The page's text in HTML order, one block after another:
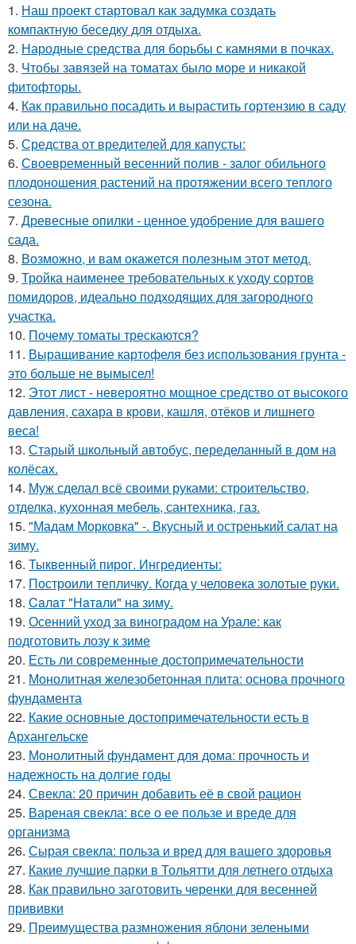
1. Наш проект стартовал как задумка создать
компактную беседку для отдыха.
2. Народные средства для борьбы с камнями в почках.
3. Чтобы завязей на томатах было море и никакой
фитофторы.
4. Как правильно посадить и вырастить гортензию в саду
или на даче.
5. Средства от вредителей для капусты:
6. Своевременный весенний полив - залог обильного
плодоношения растений на протяжении всего теплого
сезона.
7. Древесные опилки - ценное удобрение для вашего
сада.
8. Возможно, и вам окажется полезным этот метод.
9. Тройка наименее требовательных к уходу сортов
помидоров, идеально подходящих для загородного
участка.
10. Почему томаты трескаются?
11. Выращивание картофеля без использования грунта -
это больше не вымысел!
12. Этот лист - невероятно мощное средство от высокого
давления, сахара в крови, кашля, отёков и лишнего
веса!
13. Старый школьный автобус, переделанный в дом на
колёсах.
14. Муж сделал всё своими руками: строительство,
отделка, кухонная мебель, сантехника, газ.
15. "Мадам Морковка" -. Вкусный и остренький салат на
зиму.
16. Тыквенный пирог. Ингредиенты:
17. Построили тепличку. Когда у человека золотые руки.
18. Caлaт "Нaтaли" нa зиму.
19. Осенний уход за виноградом на Урале: как
подготовить лозу к зиме
20. Есть ли современные достопримечательности
21. Монолитная железобетонная плита: основа прочного
фундамента
22. Какие основные достопримечательности есть в
Архангельске
23. Монолитный фундамент для дома: прочность и
надежность на долгие годы
24. Свекла: 20 причин добавить её в свой рацион
25. Вареная свекла: все о ее пользе и вреде для
организма
26. Сырая свекла: польза и вред для вашего здоровья
27. Какие лучшие парки в Тольятти для летнего отдыха
28. Как правильно заготовить черенки для весенней
прививки
29. Преимущества размножения яблони зелеными